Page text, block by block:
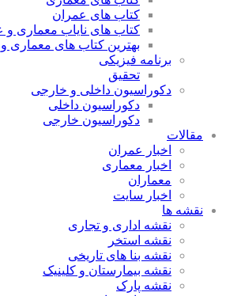
کتاب های عمران
کتاب های نایاب معماری و
بهترین کتاب های معماری
برنامه فیزیکی
تحقیق
دکوراسیون داخلی و خارجی
دکوراسیون داخلی
دکوراسیون خارجی
مقالات
اخبار عمران
اخبار معماری
معماران
اخبار سایت
نقشه ها
نقشه اداری و تجاری
نقشه استخر
نقشه بنا های تاریخی
نقشه بیمارستان و کلینیک
نقشه پارک